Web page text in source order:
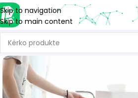
Skip to navigation
Skip to main content